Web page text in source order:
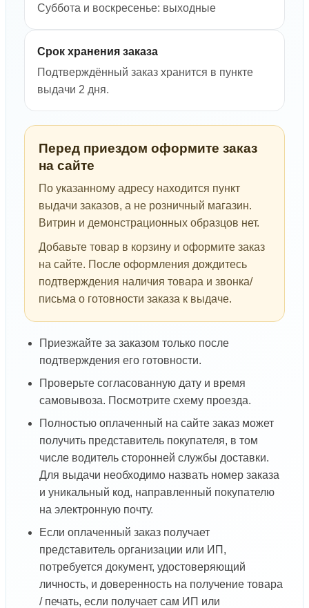
Суббота и воскресенье: выходные
Срок хранения заказа
Подтверждённый заказ хранится в пункте
выдачи 2 дня.
Перед приездом оформите заказ
на сайте
По указанному адресу находится пункт
выдачи заказов, а не розничный магазин.
Витрин и демонстрационных образцов нет.
Добавьте товар в корзину и оформите заказ
на сайте. После оформления дождитесь
подтверждения наличия товара и звонка/
письма о готовности заказа к выдаче.
Приезжайте за заказом только после
подтверждения его готовности.
Проверьте согласованную дату и время
самовывоза. Посмотрите схему проезда.
Полностью оплаченный на сайте заказ может
получить представитель покупателя, в том
числе водитель сторонней службы доставки.
Для выдачи необходимо назвать номер заказа
и уникальный код, направленный покупателю
на электронную почту.
Если оплаченный заказ получает
представитель организации или ИП,
потребуется документ, удостоверяющий
личность, и доверенность на получение товара
/ печать, если получает сам ИП или